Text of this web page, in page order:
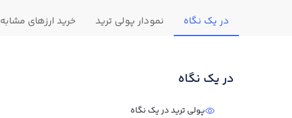
در یک نگاه نمودار پولی ترید خرید ارزهای مشابه
در یک نگاه
پولی ترید در یک نگاه